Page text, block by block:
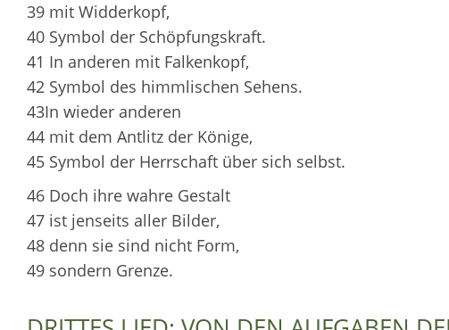
39 mit Widderkopf,
40 Symbol der Schöpfungskraft.
41 In anderen mit Falkenkopf,
42 Symbol des himmlischen Sehens.
43In wieder anderen
44 mit dem Antlitz der Könige,
45 Symbol der Herrschaft über sich selbst.
46 Doch ihre wahre Gestalt
47 ist jenseits aller Bilder,
48 denn sie sind nicht Form,
49 sondern Grenze.